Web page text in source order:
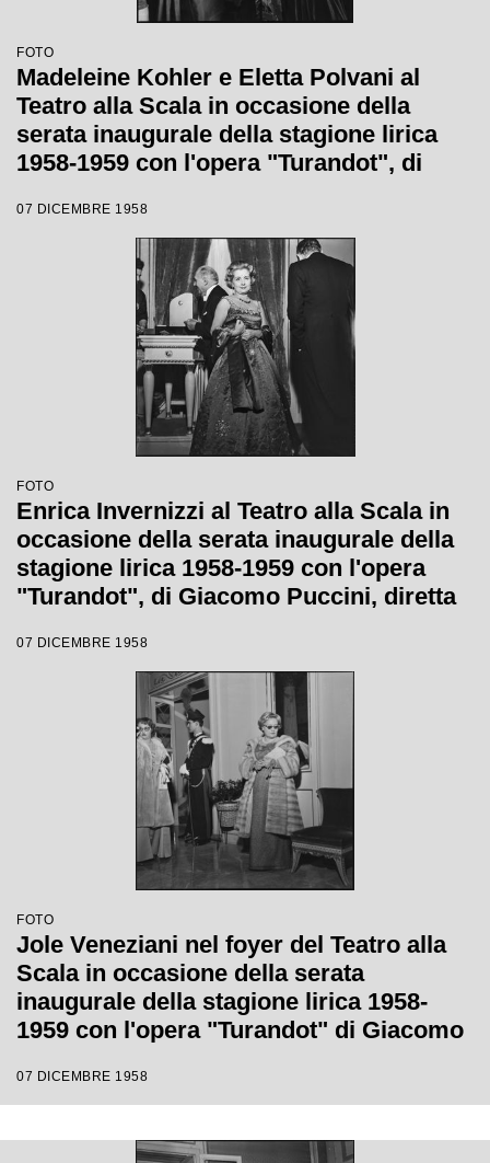
FOTO
Madeleine Kohler e Eletta Polvani al
Teatro alla Scala in occasione della
serata inaugurale della stagione lirica
1958-1959 con l'opera "Turandot", di
Votto con la regia di Margherita
07 DICEMBRE 1958
FOTO
Enrica Invernizzi al Teatro alla Scala in
occasione della serata inaugurale della
stagione lirica 1958-1959 con l'opera
"Turandot", di Giacomo Puccini, diretta
Margherita Wallmann
07 DICEMBRE 1958
FOTO
Jole Veneziani nel foyer del Teatro alla
Scala in occasione della serata
inaugurale della stagione lirica 1958-
1959 con l'opera "Turandot" di Giacomo
regia di Margherita Walmann
07 DICEMBRE 1958